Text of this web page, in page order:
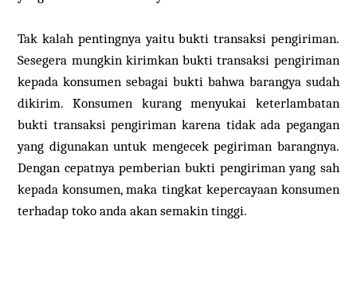
Tak kalah pentingnya yaitu bukti transaksi pengiriman.
Sesegera mungkin kirimkan bukti transaksi pengiriman
kepada konsumen sebagai bukti bahwa barangya sudah
dikirim. Konsumen kurang menyukai keterlambatan
bukti transaksi pengiriman karena tidak ada pegangan
yang digunakan untuk mengecek pegiriman barangnya.
Dengan cepatnya pemberian bukti pengiriman yang sah
kepada konsumen, maka tingkat kepercayaan konsumen
terhadap toko anda akan semakin tinggi.